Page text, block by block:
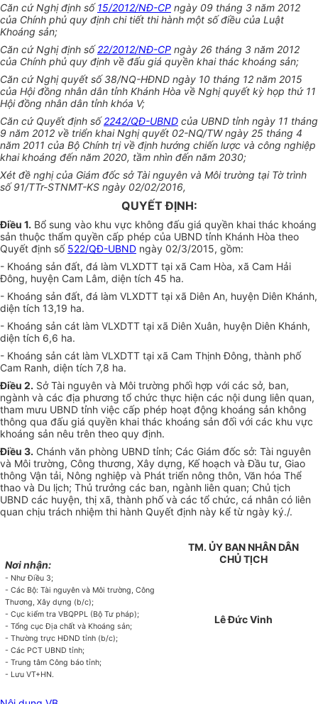
Căn cứ Nghị định số15/2012/NĐ-CP ngày 09 tháng 3 năm 2012
của Chính phủ quy định chi tiết thi hành một số điều của Luật
Khoáng sản;
Căn cứ Nghị định số22/2012/NĐ-CP ngày 26 tháng 3 năm 2012
của Chính phủ quy định về đấu giá quyền khai thác khoáng sản;
Căn cứ Nghị quyết số 38/NQ-HĐND ngày 10 tháng 12 năm 2015
của Hội đồng nhân dân tỉnh Khánh Hòa về Nghị quyết kỳ họp thứ 11
Hội đồng nhân dân tỉnh khóa V;
Căn cứ Quyết định số2242/QĐ-UBND của UBND tỉnh ngày 11 tháng
9 năm 2012 về triển khai Nghị quyết 02-NQ/TW ngày 25 tháng 4
năm 2011 của Bộ Chính trị về định hướng chiến lược và công nghiệp
khai khoáng đến năm 2020, tầm nhìn đến năm 2030;
Xét đề nghị của Giám đốc sở Tài nguyên và Môi trường tại Tờ trình
số 91/TTr-STNMT-KS ngày 02/02/2016,
QUYẾT ĐỊNH:
Điều 1. Bổ sung vào khu vực không đấu giá quyền khai thác khoáng
sản thuộc thẩm quyền cấp phép của UBND tỉnh Khánh Hòa theo
Quyết định số 522/QĐ-UBND ngày 02/3/2015, gồm:
- Khoáng sản đất, đá làm VLXDTT tại xã Cam Hòa, xã Cam Hải
Đông, huyện Cam Lâm, diện tích 45 ha.
- Khoáng sản đất, đá làm VLXDTT tại xã Diên An, huyện Diên Khánh,
diện tích 13,19 ha.
- Khoáng sản cát làm VLXDTT tại xã Diên Xuân, huyện Diên Khánh,
diện tích 6,6 ha.
- Khoáng sản cát làm VLXDTT tại xã Cam Thịnh Đông, thành phố
Cam Ranh, diện tích 7,8 ha.
Điều 2. Sở Tài nguyên và Môi trường phối hợp với các sở, ban,
ngành và các địa phương tổ chức thực hiện các nội dung liên quan,
tham mưu UBND tỉnh việc cấp phép hoạt động khoáng sản không
thông qua đấu giá quyền khai thác khoáng sản đối với các khu vực
khoáng sản nêu trên theo quy định.
Điều 3. Chánh văn phòng UBND tỉnh; Các Giám đốc sở: Tài nguyên
và Môi trường, Công thương, Xây dựng, Kế hoạch và Đầu tư, Giao
thông Vận tải, Nông nghiệp và Phát triển nông thôn, Văn hóa Thể
thao và Du lịch; Thủ trưởng các ban, ngành liên quan; Chủ tịch
UBND các huyện, thị xã, thành phố và các tổ chức, cá nhân có liên
quan chịu trách nhiệm thi hành Quyết định này kể từ ngày ký./.
Nơi nhận:
- Như Điều 3;
- Các Bộ: Tài nguyên và Môi trường, Công
Thương, Xây dựng (b/c);
- Cục kiểm tra VBQPPL (Bộ Tư pháp);
- Tổng cục Địa chất và Khoáng sản;
- Thường trực HĐND tỉnh (b/c);
- Các PCT UBND tỉnh;
- Trung tâm Công báo tỉnh;
- Lưu VT+HN.
TM. ỦY BAN NHÂN DÂN
CHỦ TỊCH
Lê Đức Vinh